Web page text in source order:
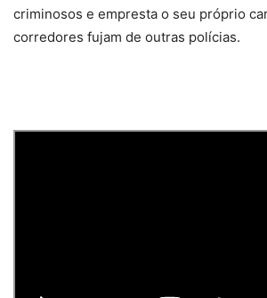
criminosos e empresta o seu próprio
corredores fujam de outras polícias.